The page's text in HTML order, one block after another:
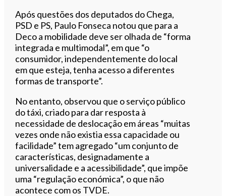
Após questões dos deputados do Chega,
PSD e PS, Paulo Fonseca notou que para a
Deco a mobilidade deve ser olhada de “forma
integrada e multimodal”, em que “o
consumidor, independentemente do local
em que esteja, tenha acesso a diferentes
formas de transporte”.
No entanto, observou que o serviço público
do táxi, criado para dar resposta à
necessidade de deslocação em áreas “muitas
vezes onde não existia essa capacidade ou
facilidade” tem agregado “um conjunto de
características, designadamente a
universalidade e a acessibilidade”, que impõe
uma “regulação económica”, o que não
acontece com os TVDE.